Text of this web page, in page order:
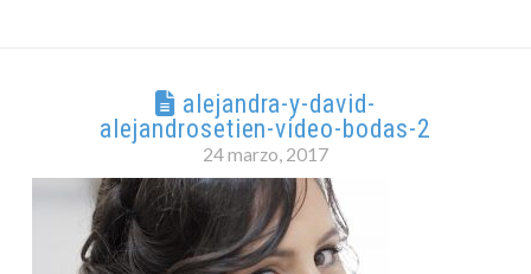
alejandra-y-david-
alejandrosetien-video-bodas-2
24 marzo, 2017